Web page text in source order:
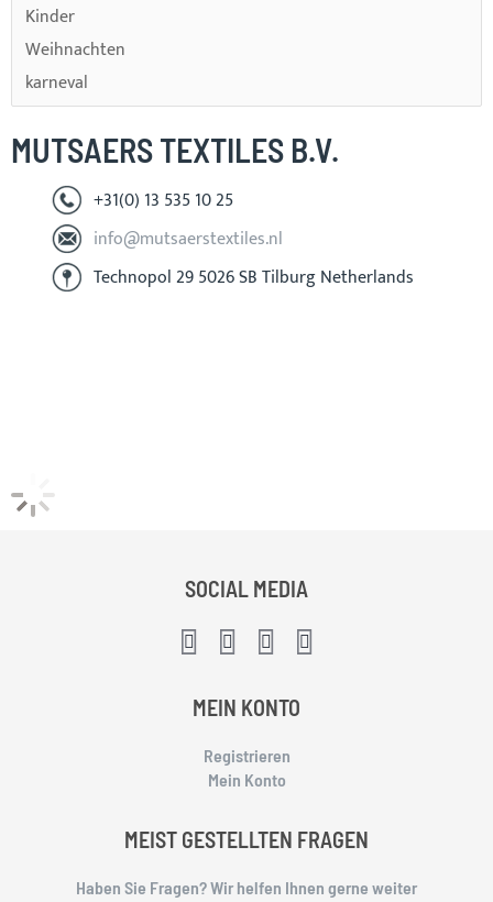
Kinder
Weihnachten
karneval
MUTSAERS TEXTILES B.V.
+31(0) 13 535 10 25
info@mutsaerstextiles.nl
Technopol 29 5026 SB Tilburg Netherlands
SOCIAL MEDIA
MEIN KONTO
Registrieren
Mein Konto
MEIST GESTELLTEN FRAGEN
Haben Sie Fragen? Wir helfen Ihnen gerne weiter